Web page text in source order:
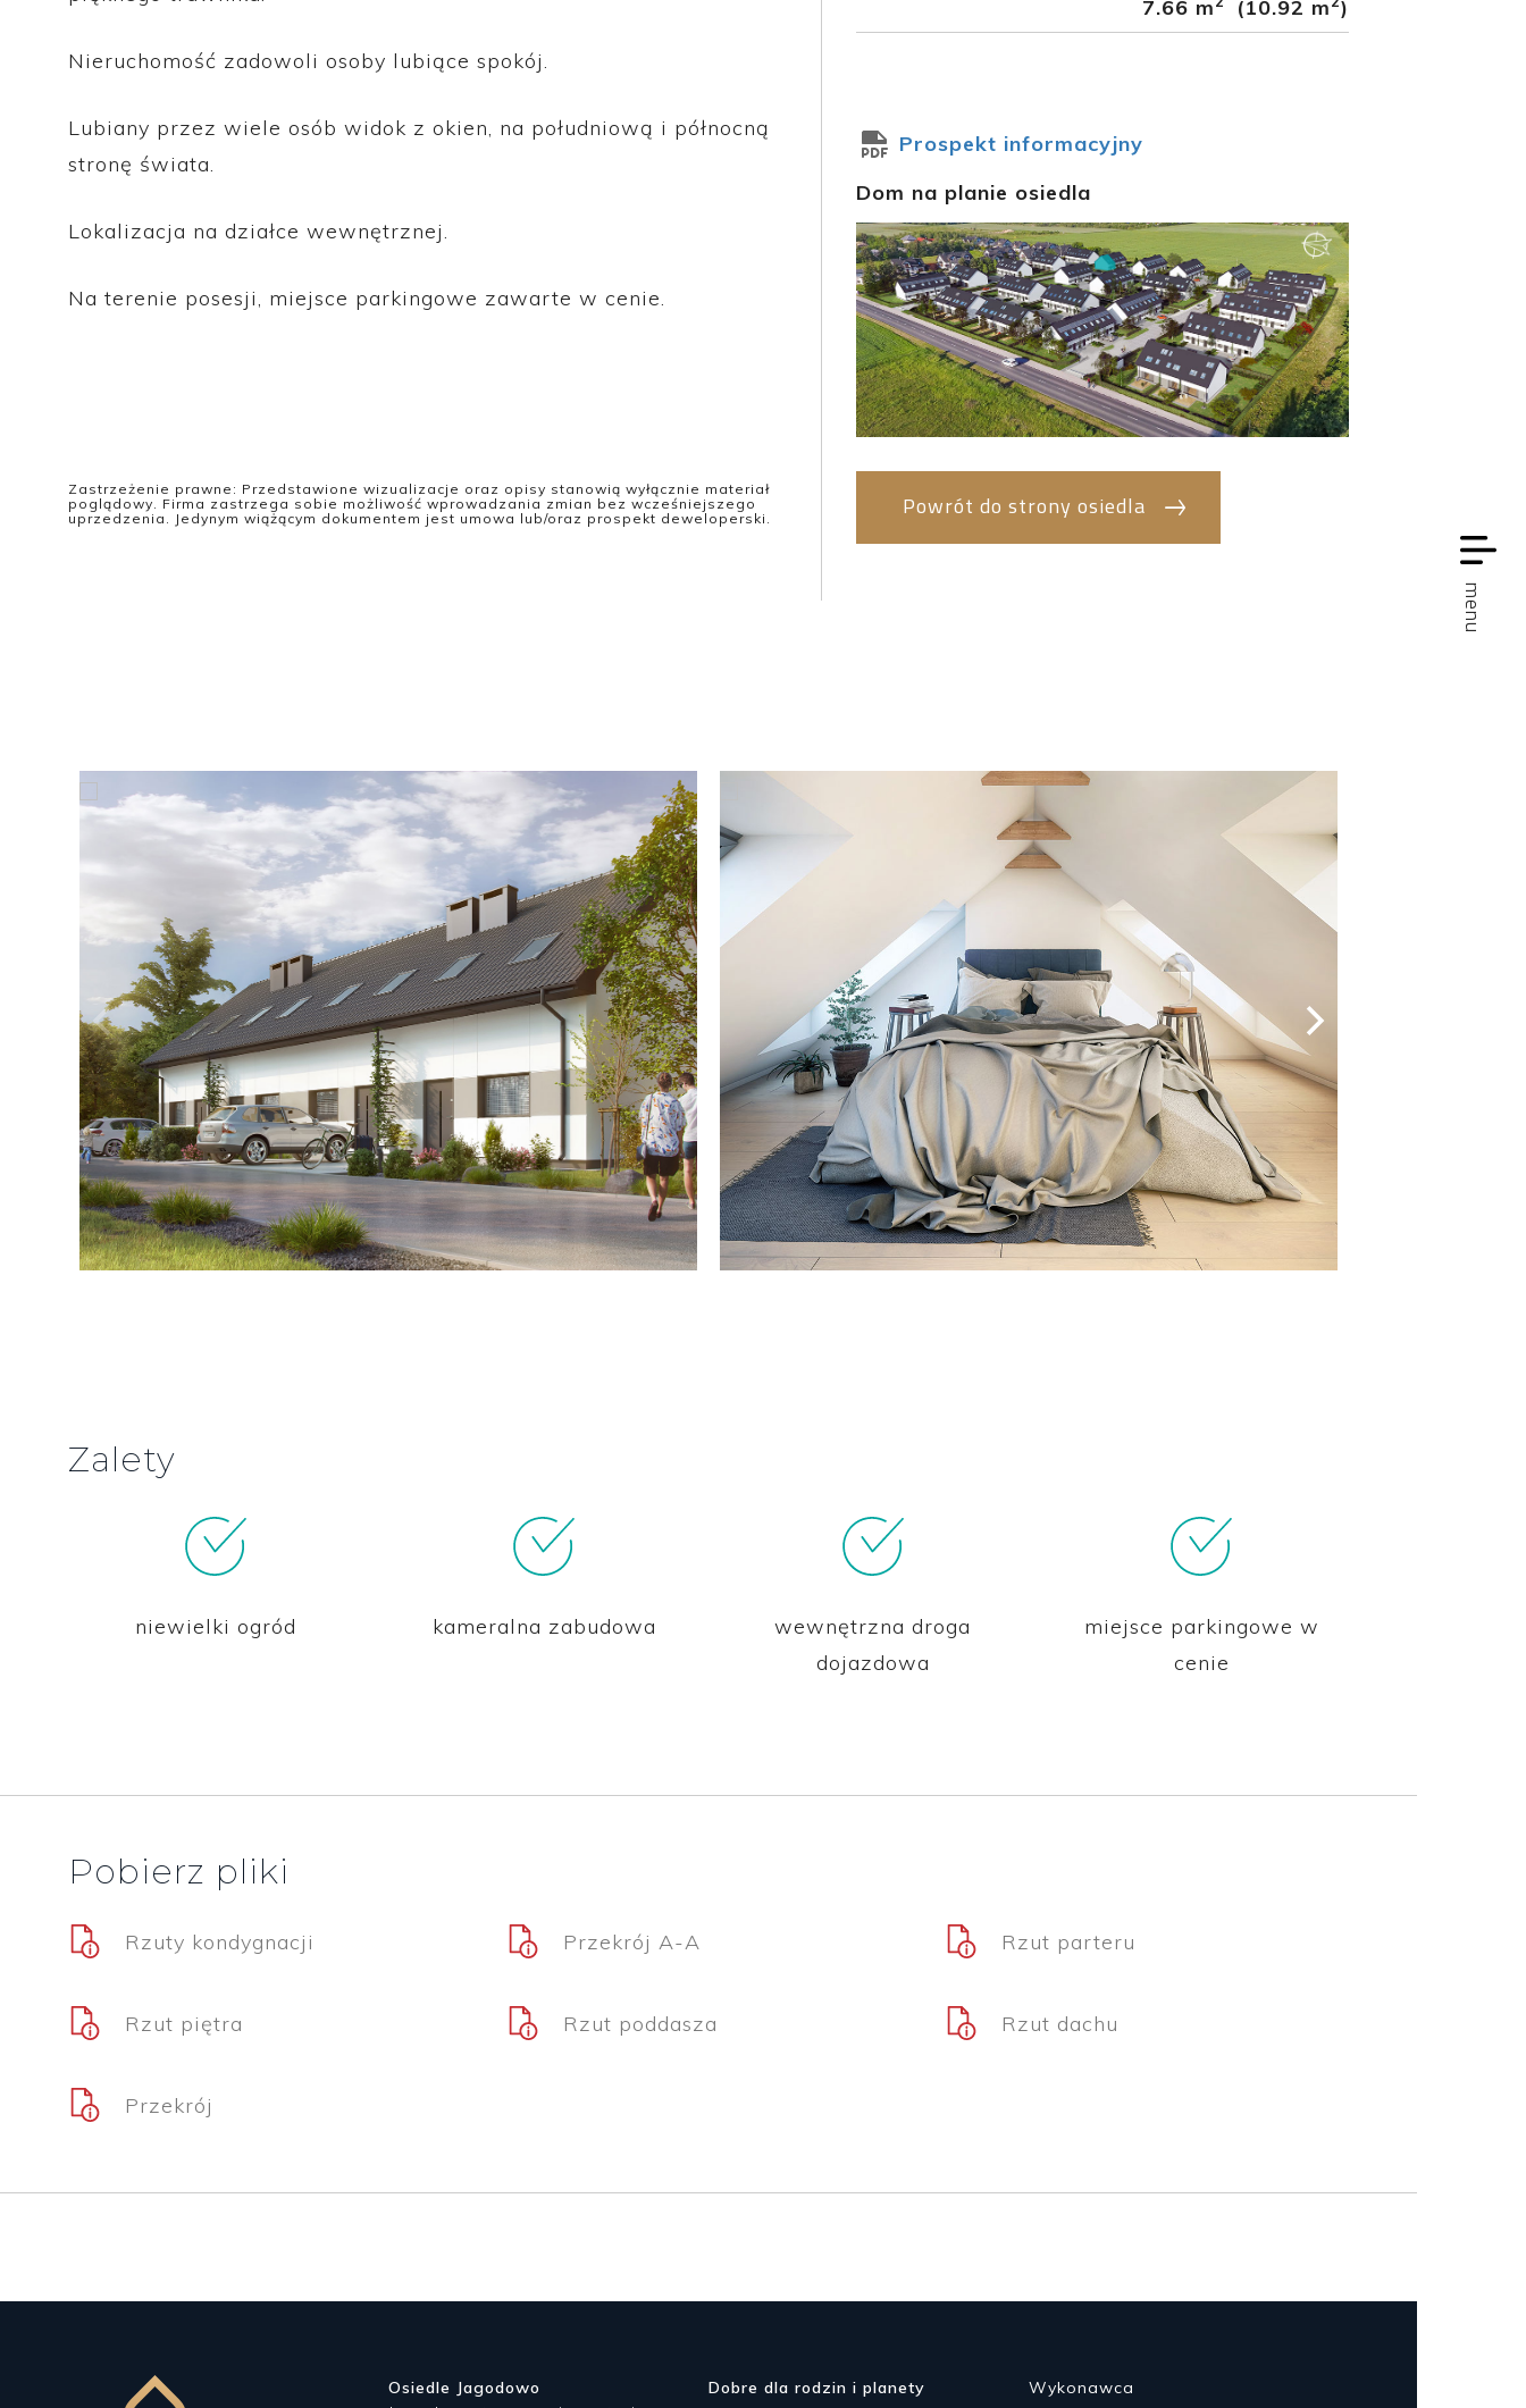
menu
Nieruchomość zadowoli osoby lubiące spokój.
Lubiany przez wiele osób widok z okien, na południową i północną
stronę świata.
Lokalizacja na działce wewnętrznej.
Na terenie posesji, miejsce parkingowe zawarte w cenie.
Zastrzeżenie prawne: Przedstawione wizualizacje oraz opisy stanowią wyłącznie materiał
poglądowy. Firma zastrzega sobie możliwość wprowadzania zmian bez wcześniejszego
uprzedzenia. Jedynym wiążącym dokumentem jest umowa lub/oraz prospekt deweloperski.
(10.92 m )
7.66 m
Prospekt informacyjny
Dom na planie osiedla
Powrót do strony osiedla
Zalety
niewielki ogród kameralna zabudowa
wewnętrzna droga
dojazdowa
miejsce parkingowe w
cenie
Pobierz pliki
Rzuty kondygnacji Przekrój A-A Rzut parteru
Rzut piętra Rzut poddasza Rzut dachu
Przekrój
Osiedle Jagodowo
Dobre dla rodzin i planety Wykonawca